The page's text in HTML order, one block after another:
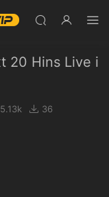
20 Hins Live i
5.13k 36